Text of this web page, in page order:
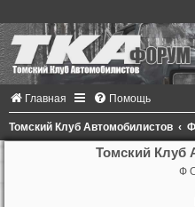
Главная Помощь
Томский Клуб Автомобилистов
Томский Клуб
Ф